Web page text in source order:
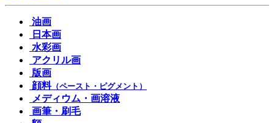
油画
日本画
水彩画
アクリル画
版画
顔料（ペースト・ピグメント）
メディウム・画溶液
画筆・刷毛